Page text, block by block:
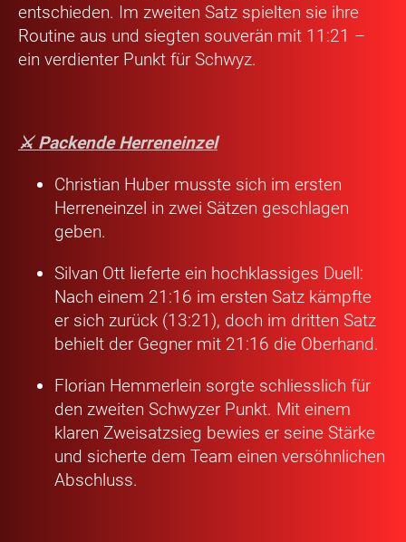
entschieden. Im zweiten Satz spielten sie ihre
Routine aus und siegten souverän mit 11:21 –
ein verdienter Punkt für Schwyz.
⚔️ Packende Herreneinzel
Christian Huber musste sich im ersten
Herreneinzel in zwei Sätzen geschlagen
geben.
Silvan Ott lieferte ein hochklassiges Duell:
Nach einem 21:16 im ersten Satz kämpfte
er sich zurück (13:21), doch im dritten Satz
behielt der Gegner mit 21:16 die Oberhand.
Florian Hemmerlein sorgte schliesslich für
den zweiten Schwyzer Punkt. Mit einem
klaren Zweisatzsieg bewies er seine Stärke
und sicherte dem Team einen versöhnlichen
Abschluss.